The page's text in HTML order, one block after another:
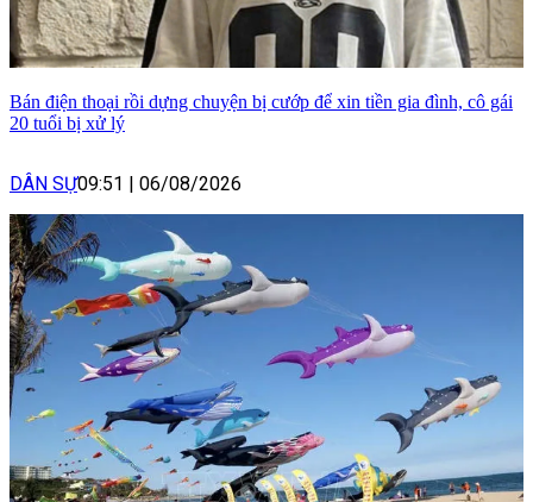
Bán điện thoại rồi dựng chuyện bị cướp để xin tiền gia đình, cô gái
20 tuổi bị xử lý
DÂN SỰ09:51 | 06/08/2026